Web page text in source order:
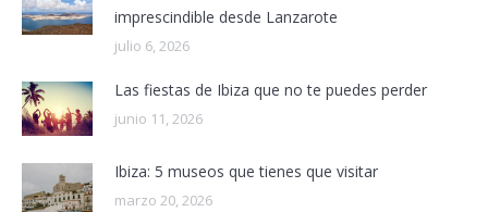
imprescindible desde Lanzarote
julio 6, 2026
Las fiestas de Ibiza que no te puedes perder
junio 11, 2026
Ibiza: 5 museos que tienes que visitar
marzo 20, 2026